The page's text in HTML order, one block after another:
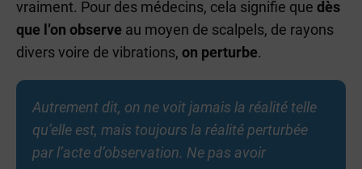
vraiment. Pour des médecins, cela signifie que dès
que l’on observe au moyen de scalpels, de rayons
divers voire de vibrations, on perturbe.
Autrement dit, on ne voit jamais la réalité telle
qu’elle est, mais toujours la réalité perturbée
par l’acte d’observation. Ne pas avoir